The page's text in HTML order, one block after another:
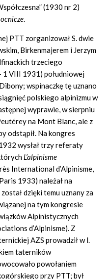
(1930 nr 2)
.
PTT zorganizował S. dwie
Birkenmajerem i Jerzym
trzeciego
1 VIII 1931) południowej
wspinaczkę tę uznano
polskiego alpinizmu w
wyprawie, w sierpniu
na Mont Blanc, ale z
odstąpił. Na kongres
wysłał trzy referaty
L’alpinisme
International d’Alpinisme,
1933) należał na
dzięki temu uznany za
na tym kongresie
Alpinistycznych
d’Alpinisme). Z
AZS prowadził w l.
taterników
powołaniem
przy PTT; był